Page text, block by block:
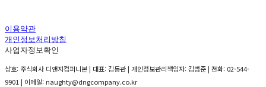
이용약관
개인정보처리방침
사업자정보확인
상호: 주식회사 디앤지컴퍼니본 | 대표: 김동관 | 개인정보관리책임자: 김범준 | 전화: 02-544-
9901 | 이메일: naughty@dngcompany.co.kr